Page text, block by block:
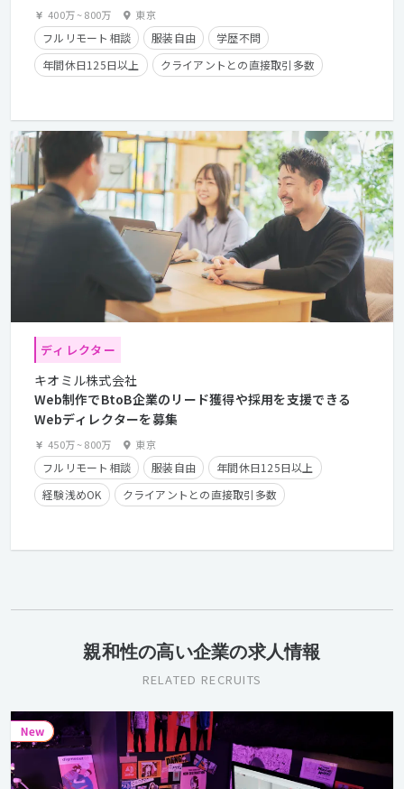
400万~800万 東京
フルリモート相談 服装自由
学歴不問
年間休日125日以上
クライアントとの直接取引多数
ディレクター
キオミル株式会社
Web制作でBtoB企業のリード獲得や採用を支援できる
Webディレクターを募集
450万~800万 東京
フルリモート相談 服装自由
年間休日125日以上
経験浅めOK
クライアントとの直接取引多数
親和性の高い企業の求人情報
RELATED RECRUITS